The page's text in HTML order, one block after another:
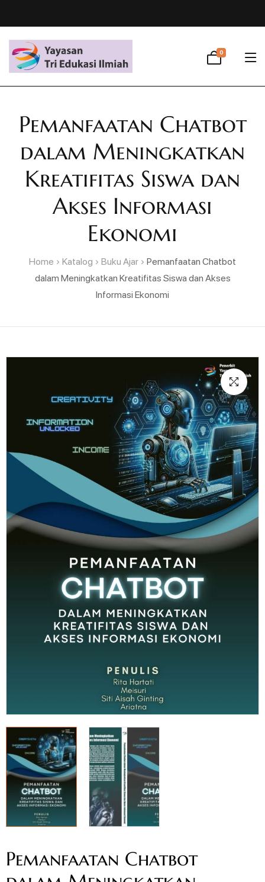
0
Pemanfaatan Chatbot
dalam Meningkatkan
Kreatifitas Siswa dan
Akses Informasi
Ekonomi
Home Katalog Buku Ajar
Pemanfaatan Chatbot
dalam Meningkatkan Kreatifitas Siswa dan Akses
Informasi Ekonomi
Pemanfaatan Chatbot